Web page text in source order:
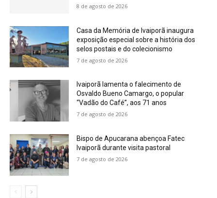
8 de agosto de 2026
Casa da Memória de Ivaiporã inaugura
exposição especial sobre a história dos
selos postais e do colecionismo
7 de agosto de 2026
Ivaiporã lamenta o falecimento de
Osvaldo Bueno Camargo, o popular
“Vadão do Café”, aos 71 anos
7 de agosto de 2026
Bispo de Apucarana abençoa Fatec
Ivaiporã durante visita pastoral
7 de agosto de 2026